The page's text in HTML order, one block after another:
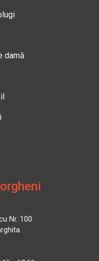
damă
Nr. 100